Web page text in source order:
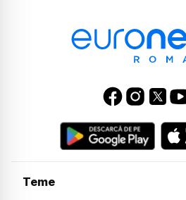
Teme